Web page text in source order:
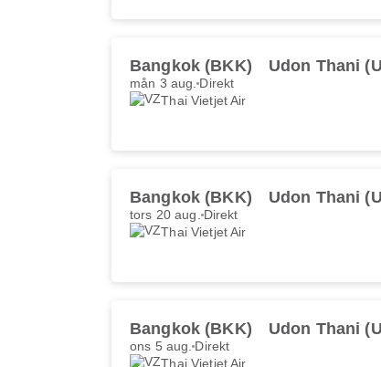
Bangkok (BKK) Udon Thani
mån 3 aug. Direkt
Thai Vietjet Air
Bangkok (BKK) Udon Thani
tors 20 aug. Direkt
Thai Vietjet Air
Bangkok (BKK) Udon Thani
ons 5 aug. Direkt
Thai Vietjet Air